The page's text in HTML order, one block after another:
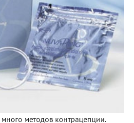
много методов контрацепции.